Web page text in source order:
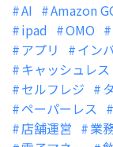
AI Amazon
ipad
OMO
アプリ
イン
キャッシュレス
セルフレジ
ペーパーレス
店舗運営
業